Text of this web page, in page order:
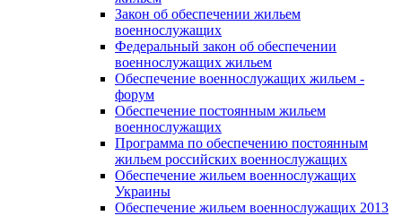
Закон об обеспечении жильем
военнослужащих
Федеральный закон об обеспечении
военнослужащих жильем
Обеспечение военнослужащих жильем -
форум
Обеспечение постоянным жильем
военнослужащих
Программа по обеспечению постоянным
жильем российских военнослужащих
Обеспечение жильем военнослужащих
Украины
Обеспечение жильем военнослужащих 2013